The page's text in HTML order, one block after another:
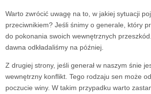
Warto zwrócić uwagę na to, w jakiej sytuacji
przeciwnikiem? Jeśli śnimy o generale, który
do pokonania swoich wewnętrznych
dawna odkładaliśmy na później.
Z drugiej strony, jeśli generał w naszym śnie
wewnętrzny konflikt. Tego rodzaju sen może
poczucie winy. W takim przypadku warto